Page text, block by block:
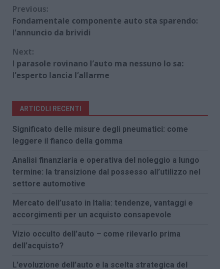
Continue
Reading
Previous:
Fondamentale componente auto sta sparendo:
l’annuncio da brividi
Next:
I parasole rovinano l’auto ma nessuno lo sa:
l’esperto lancia l’allarme
ARTICOLI RECENTI
Significato delle misure degli pneumatici: come
leggere il fianco della gomma
Analisi finanziaria e operativa del noleggio a lungo
termine: la transizione dal possesso all’utilizzo nel
settore automotive
Mercato dell’usato in Italia: tendenze, vantaggi e
accorgimenti per un acquisto consapevole
Vizio occulto dell’auto – come rilevarlo prima
dell’acquisto?
L’evoluzione dell’auto e la scelta strategica del